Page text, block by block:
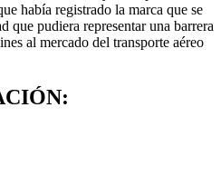
había registrado la marca que se
que pudiera representar una barrera
al mercado del transporte aéreo